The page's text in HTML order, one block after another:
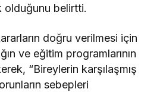
olduğunu belirtti.
doğru verilmesi için
ve eğitim programlarının
“Bireylerin karşılaşmış
sebepleri